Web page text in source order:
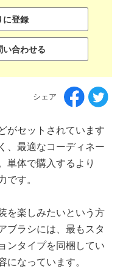
に登録
い合わせる
シェア
がセットされています
、最適なコーディネー
単体で購入するより
です。
を楽しみたいという方
ブラシには、最もスタ
ンタイプを同梱してい
になっています。